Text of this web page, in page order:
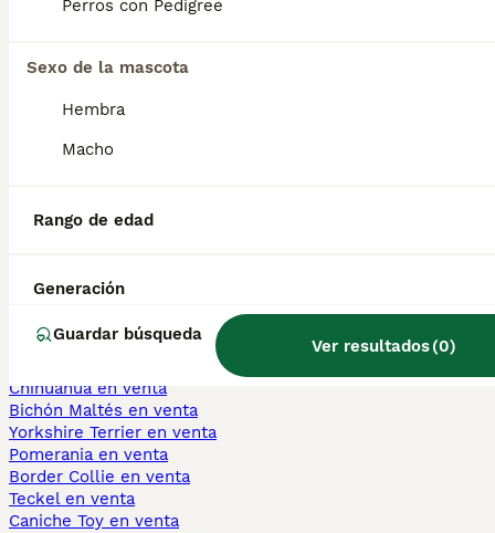
Perros con Pedigree
Sexo de la mascota
Hembra
Macho
Rango de edad
Generación
Guardar búsqueda
Ver resultados(0)
Is a Thai Ridgeback a good
de Thai Ridgeback?
Perros Cachorros En Venta
Chihuahua en venta
Bichón Maltés en venta
Yorkshire Terrier en venta
Pomerania en venta
Border Collie en venta
Teckel en venta
Caniche Toy en venta